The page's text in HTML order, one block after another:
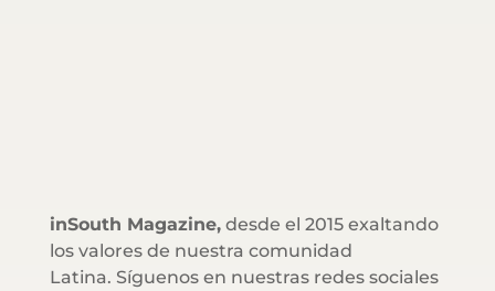
inSouth Magazine,desde el 2015 exaltando
los valores de nuestra comunidad
Latina. Síguenos en nuestras redes sociales